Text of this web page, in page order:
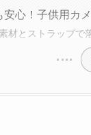
心！子供用カ
材とストラップで